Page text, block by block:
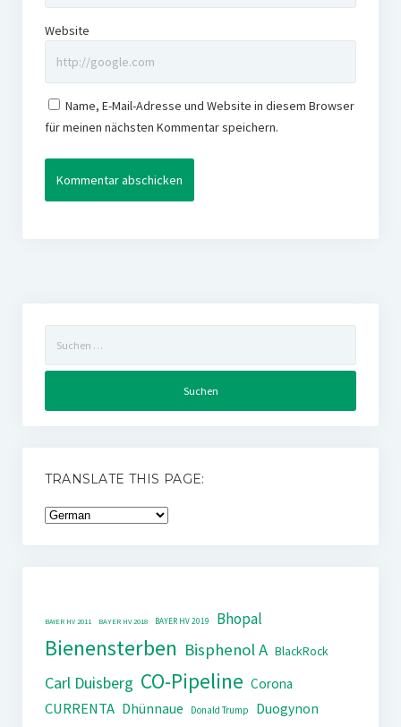
Website
Name, E-Mail-Adresse und Website in diesem Browser
für meinen nächsten Kommentar speichern.
nach:
TRANSLATE THIS PAGE:
BAYER HV 2011 BAYER HV 2018 BAYER HV 2019 Bhopal
Bienensterben Bisphenol A BlackRock
Carl Duisberg CO-Pipeline Corona
CURRENTA Dhünnaue Donald Trump Duogynon